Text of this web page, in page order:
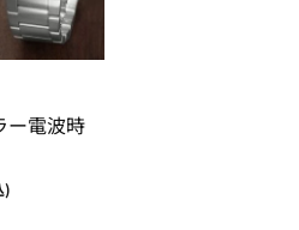
電波時
)